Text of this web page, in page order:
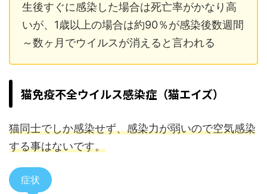
生後すぐに感染した場合は死亡率がかなり高
いが、1歳以上の場合は約90％が感染後数週間
～数ヶ月でウイルスが消えると言われる
猫免疫不全ウイルス感染症（猫エイズ）
猫同士でしか感染せず、感染力が弱いので空気感染
する事はないです。
症状